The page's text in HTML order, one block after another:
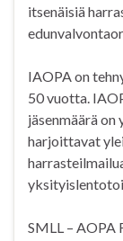
itsenäisiä
IAOPA on
50 vuotta.
jäsenmäärä
harjoittavat
SMLL – AOPA